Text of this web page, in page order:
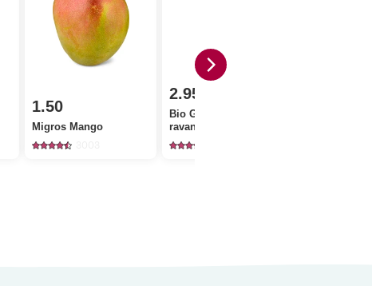
1.50
Migros Mango
2.95
Bio Germogli di
ravanello